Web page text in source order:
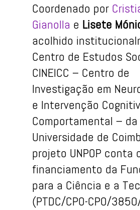
Coordenado por
Gianolla e Lisete
acolhido
Centro de Estudos
CINEICC – Centro de
Investigação em
e Intervenção
Comportamental – da
Universidade de
projeto UNPOP conta
financiamento da
para a Ciência e a
(PTDC/CPO-CPO/